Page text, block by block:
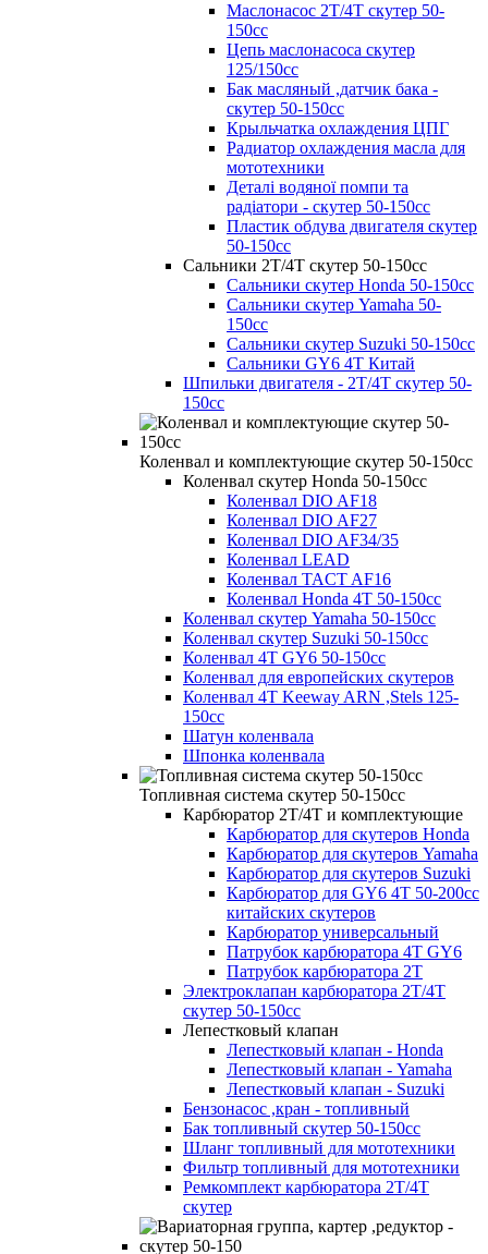
Маслонасос 2Т/4Т скутер 50-
150сс
Цепь маслонасоса скутер
125/150сс
Бак масляный ,датчик бака -
скутер 50-150сс
Крыльчатка охлаждения ЦПГ
Радиатор охлаждения масла для
мототехники
Деталі водяної помпи та
радіатори - скутер 50-150cc
Пластик обдува двигателя скутер
50-150сс
Сальники 2Т/4Т скутер 50-150cc
Сальники скутер Honda 50-150cc
Сальники скутер Yamaha 50-
150cc
Сальники скутер Suzuki 50-150cc
Сальники GY6 4Т Китай
Шпильки двигателя - 2Т/4Т скутер 50-
150cc
Коленвал и комплектующие скутер 50-150cc
Коленвал скутер Honda 50-150cc
Коленвал DIO AF18
Коленвал DIO AF27
Коленвал DIO AF34/35
Коленвал LEAD
Коленвал TACT AF16
Коленвал Honda 4T 50-150cc
Коленвал скутер Yamaha 50-150cc
Коленвал скутер Suzuki 50-150cc
Коленвал 4Т GY6 50-150cc
Коленвал для европейских скутеров
Коленвал 4T Keeway ARN ,Stels 125-
150cc
Шатун коленвала
Шпонка коленвала
Топливная система скутер 50-150cc
Карбюратор 2Т/4Т и комплектующие
Карбюратор для скутеров Honda
Карбюратор для скутеров Yamaha
Карбюратор для скутеров Suzuki
Карбюратор для GY6 4T 50-200сс
китайских скутеров
Карбюратор универсальный
Патрубок карбюратора 4T GY6
Патрубок карбюратора 2Т
Электроклапан карбюратора 2Т/4Т
скутер 50-150сс
Лепестковый клапан
Лепестковый клапан - Honda
Лепестковый клапан - Yamaha
Лепестковый клапан - Suzuki
Бензонасос ,кран - топливный
Бак топливный скутер 50-150cc
Шланг топливный для мототехники
Фильтр топливный для мототехники
Ремкомплект карбюратора 2T/4T
скутер